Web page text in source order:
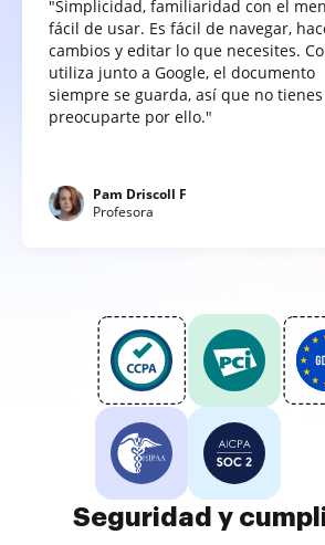
"Simplicidad, familiaridad con el
fácil de usar. Es fácil de navegar,
cambios y editar lo que necesites.
utiliza junto a Google, el documento
siempre se guarda, así que no
preocuparte por ello."
Pam Driscoll F
Profesora
Seguridad y